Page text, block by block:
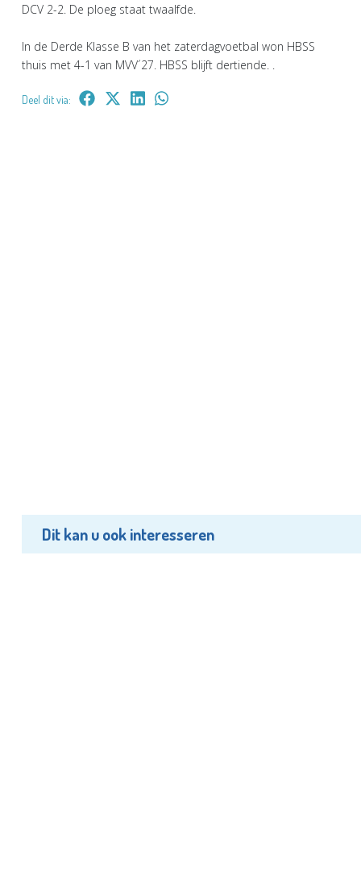
DCV 2-2. De ploeg staat twaalfde.
In de Derde Klasse B van het zaterdagvoetbal won HBSS
thuis met 4-1 van MVV´27. HBSS blijft dertiende. .
Deel dit via:
Dit kan u ook interesseren